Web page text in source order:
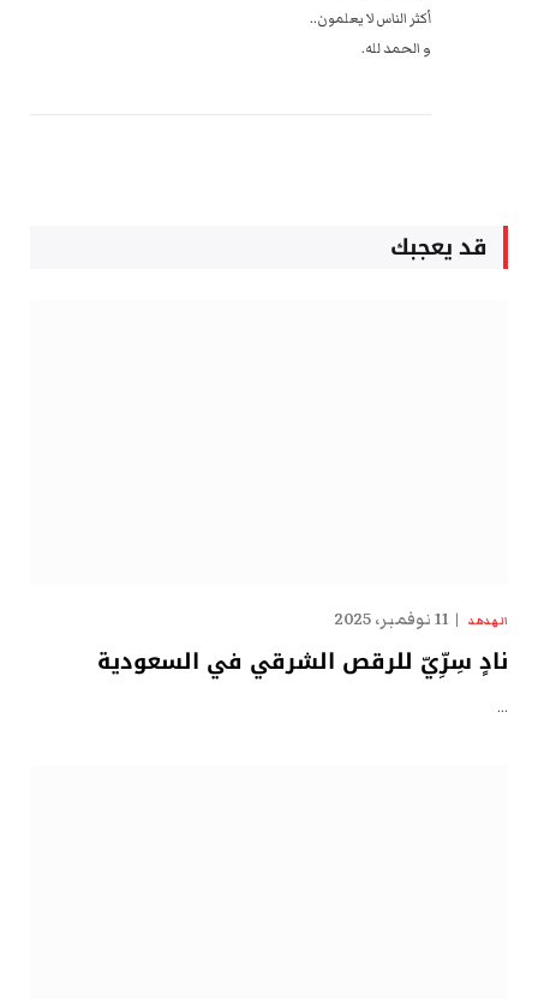
أكثر الناس لا يعلمون..
و الحمد لله.
قد يعجبك
الهدهد 11 نوفمبر، 2025
نادٍ سِرِّيّ للرقص الشرقي في السعودية
…